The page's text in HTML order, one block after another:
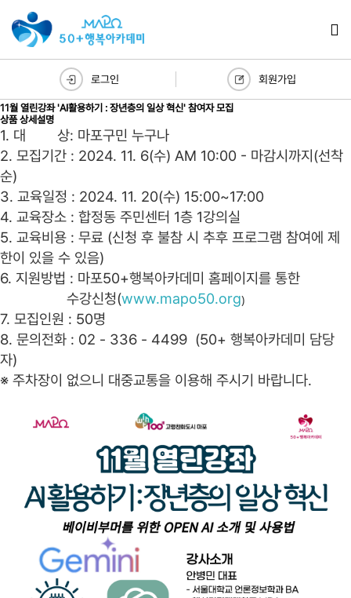
로그인 회원가입
11월 열린강좌 'AI활용하기 : 장년층의 일상 혁신' 참여자 모집
상품 상세설명
1. 대 상: 마포구민 누구나
2. 모집기간 : 2024. 11. 6(수) AM 10:00 - 마감시까지(선착
순)
3. 교육일정 : 2024. 11. 20(수) 15:00~17:00
4. 교육장소 : 합정동 주민센터 1층 1강의실
5. 교육비용 : 무료 (신청 후 불참 시 추후 프로그램 참여에 제
한이 있을 수 있음)
6. 지원방법 : 마포50+행복아카데미 홈페이지를 통한
수강신청(www.mapo50.org)
7. 모집인원 : 50명
8. 문의전화 : 02 - 336 - 4499 (50+ 행복아카데미 담당
자)
※ 주차장이 없으니 대중교통을 이용해 주시기 바랍니다.